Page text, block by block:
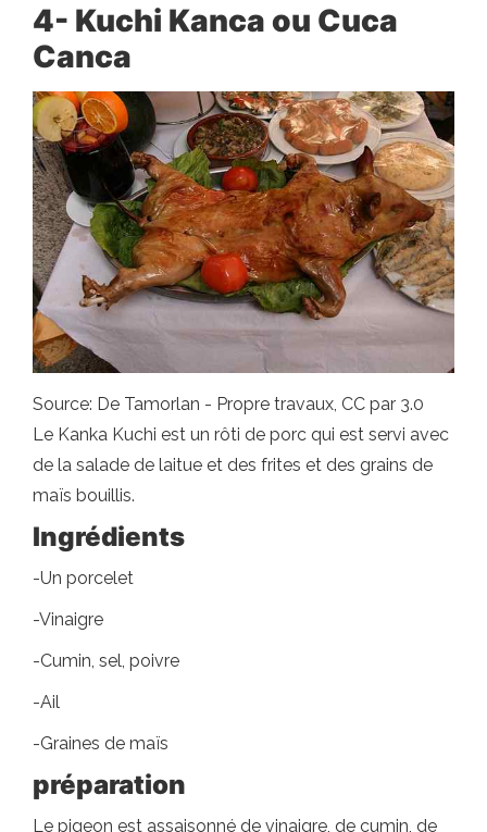
4- Kuchi Kanca ou Cuca
Canca
Source: De Tamorlan - Propre travaux, CC par 3.0
Le Kanka Kuchi est un rôti de porc qui est servi avec
de la salade de laitue et des frites et des grains de
maïs bouillis.
Ingrédients
-Un porcelet
-Vinaigre
-Cumin, sel, poivre
-Ail
-Graines de maïs
préparation
Le pigeon est assaisonné de vinaigre, de cumin, de